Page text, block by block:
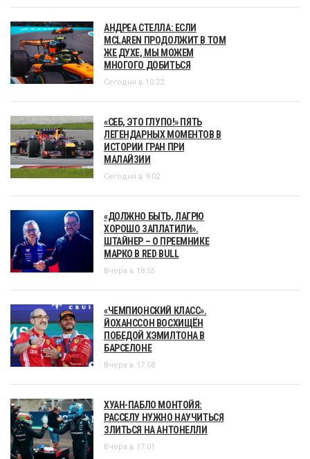
АНДРЕА СТЕЛЛА: ЕСЛИ
MCLAREN ПРОДОЛЖИТ В ТОМ
ЖЕ ДУХЕ, МЫ МОЖЕМ
МНОГОГО ДОБИТЬСЯ
Сегодня в 10:22
«СЕБ, ЭТО ГЛУПО!» ПЯТЬ
ЛЕГЕНДАРНЫХ МОМЕНТОВ В
ИСТОРИИ ГРАН ПРИ
МАЛАЙЗИИ
Сегодня в 9:02
«ДОЛЖНО БЫТЬ, ЛАГРЮ
ХОРОШО ЗАПЛАТИЛИ».
ШТАЙНЕР – О ПРЕЕМНИКЕ
МАРКО В RED BULL
Вчера в 18:55
«ЧЕМПИОНСКИЙ КЛАСС».
ЙОХАНССОН ВОСХИЩЁН
ПОБЕДОЙ ХЭМИЛТОНА В
БАРСЕЛОНЕ
Вчера в 17:58
ХУАН-ПАБЛО МОНТОЙЯ:
РАССЕЛУ НУЖНО НАУЧИТЬСЯ
ЗЛИТЬСЯ НА АНТОНЕЛЛИ
Вчера в 17:01